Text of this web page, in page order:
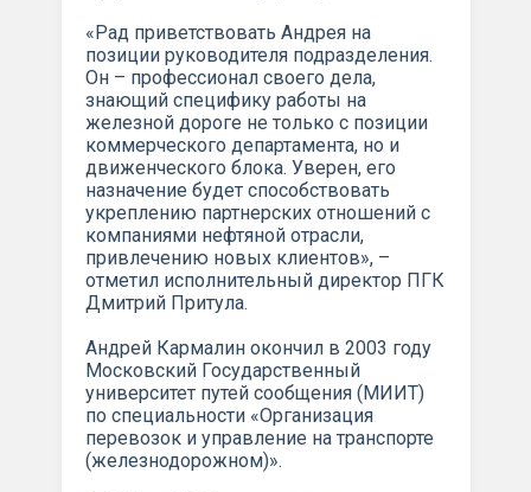
«Рад приветствовать Андрея на
позиции руководителя подразделения.
Он – профессионал своего дела,
знающий специфику работы на
железной дороге не только с позиции
коммерческого департамента, но и
движенческого блока. Уверен, его
назначение будет способствовать
укреплению партнерских отношений с
компаниями нефтяной отрасли,
привлечению новых клиентов», –
отметил исполнительный директор ПГК
Дмитрий Притула.
Андрей Кармалин окончил в 2003 году
Московский Государственный
университет путей сообщения (МИИТ)
по специальности «Организация
перевозок и управление на транспорте
(железнодорожном)».